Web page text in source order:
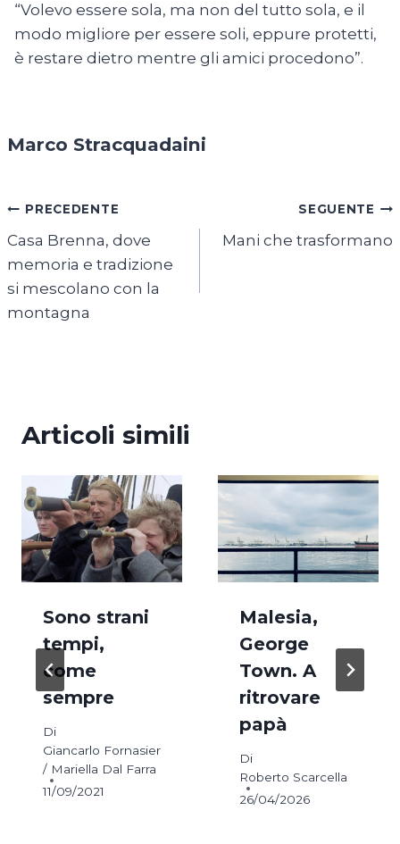
“Volevo essere sola, ma non del tutto sola, e il
modo migliore per essere soli, eppure protetti,
è restare dietro mentre gli amici procedono”.
Marco Stracquadaini
Navigazione
articoli
PRECEDENTE
Casa Brenna, dove
memoria e tradizione
si mescolano con la
montagna
SEGUENTE
Mani che trasformano
Articoli simili
Sono strani
tempi,
come
sempre
Di
Giancarlo Fornasier
/ Mariella Dal Farra
11/09/2021
Malesia,
George
Town. A
ritrovare
papà
Di
Roberto Scarcella
26/04/2026